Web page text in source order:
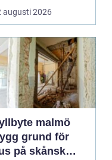
till k...
augusti 2026
malmö
grund för
på skånsk